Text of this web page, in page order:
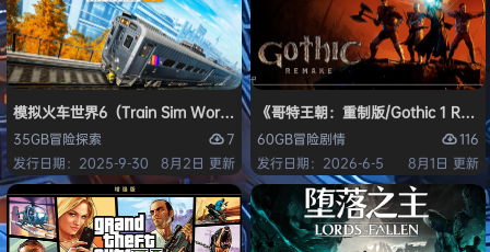
模拟火车世界6（Train Sim World 6）免安装中文版
35GB冒险探索
7
发行日期：2025-9-30
8月2日 更新
《哥特王朝：重制版/Gothic 1
60GB冒险剧情
116
发行日期：2026-6-5
8月1日 更新